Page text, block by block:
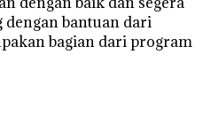
bantuan dari
bagian dari program